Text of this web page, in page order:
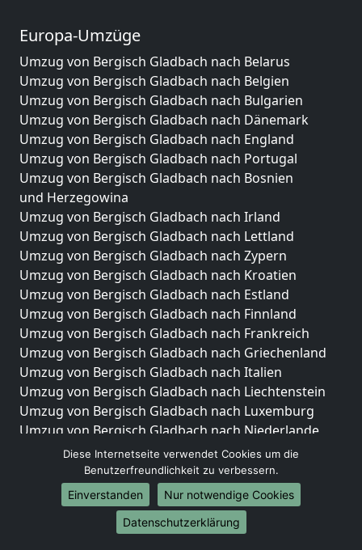
Europa-Umzüge
Umzug von Bergisch Gladbach nach Belarus
Umzug von Bergisch Gladbach nach Belgien
Umzug von Bergisch Gladbach nach Bulgarien
Umzug von Bergisch Gladbach nach Dänemark
Umzug von Bergisch Gladbach nach England
Umzug von Bergisch Gladbach nach Portugal
Umzug von Bergisch Gladbach nach Bosnien
und Herzegowina
Umzug von Bergisch Gladbach nach Irland
Umzug von Bergisch Gladbach nach Lettland
Umzug von Bergisch Gladbach nach Zypern
Umzug von Bergisch Gladbach nach Kroatien
Umzug von Bergisch Gladbach nach Estland
Umzug von Bergisch Gladbach nach Finnland
Umzug von Bergisch Gladbach nach Frankreich
Umzug von Bergisch Gladbach nach Griechenland
Umzug von Bergisch Gladbach nach Italien
Umzug von Bergisch Gladbach nach Liechtenstein
Umzug von Bergisch Gladbach nach Luxemburg
Umzug von Bergisch Gladbach nach Niederlande
Umzug von Bergisch Gladbach nach Norwegen
Umzüge-Deutschlandweit
Umzug von Bergisch Gladbach nach Berlin
Umzug von Bergisch Gladbach nach Hamburg
Diese Internetseite verwendet Cookies um die
Benutzerfreundlichkeit zu verbessern.
Einverstanden
Nur notwendige Cookies
Datenschutzerklärung